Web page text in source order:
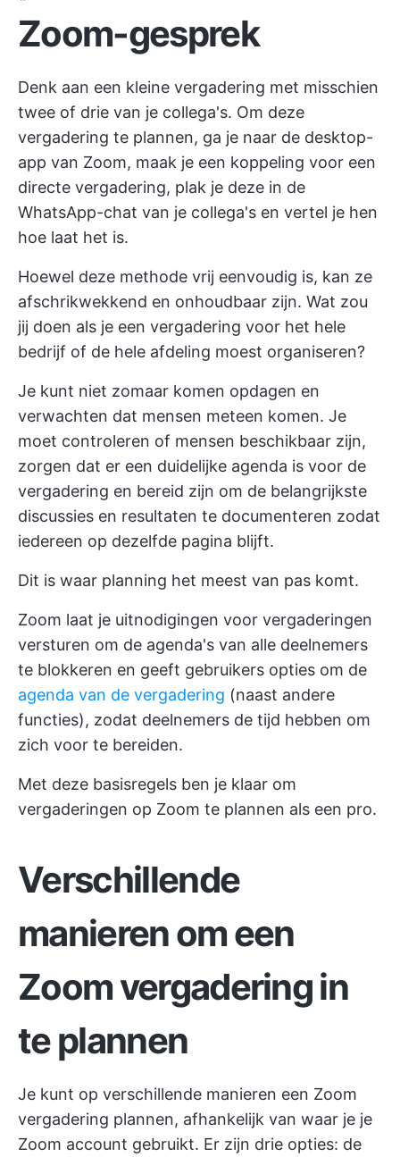
Zoom-gesprek
Denk aan een kleine vergadering met misschien
twee of drie van je collega's. Om deze
vergadering te plannen, ga je naar de desktop-
app van Zoom, maak je een koppeling voor een
directe vergadering, plak je deze in de
WhatsApp-chat van je collega's en vertel je hen
hoe laat het is.
Hoewel deze methode vrij eenvoudig is, kan ze
afschrikwekkend en onhoudbaar zijn. Wat zou
jij doen als je een vergadering voor het hele
bedrijf of de hele afdeling moest organiseren?
Je kunt niet zomaar komen opdagen en
verwachten dat mensen meteen komen. Je
moet controleren of mensen beschikbaar zijn,
zorgen dat er een duidelijke agenda is voor de
vergadering en bereid zijn om de belangrijkste
discussies en resultaten te documenteren zodat
iedereen op dezelfde pagina blijft.
Dit is waar planning het meest van pas komt.
Zoom laat je uitnodigingen voor vergaderingen
versturen om de agenda's van alle deelnemers
te blokkeren en geeft gebruikers opties om de
agenda van de vergadering (naast andere
functies), zodat deelnemers de tijd hebben om
zich voor te bereiden.
Met deze basisregels ben je klaar om
vergaderingen op Zoom te plannen als een pro.
Verschillende
manieren om een
Zoom vergadering in
te plannen
Je kunt op verschillende manieren een Zoom
vergadering plannen, afhankelijk van waar je je
Zoom account gebruikt. Er zijn drie opties: de